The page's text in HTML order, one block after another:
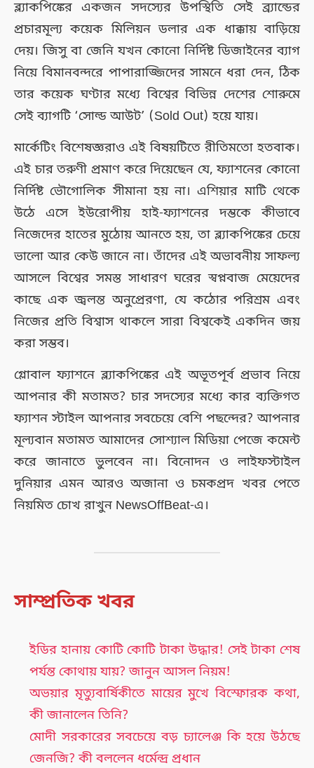
ব্ল্যাকপিঙ্কের একজন সদস্যের উপস্থিতি সেই ব্র্যান্ডের
প্রচারমূল্য কয়েক মিলিয়ন ডলার এক ধাক্কায় বাড়িয়ে
দেয়। জিসু বা জেনি যখন কোনো নির্দিষ্ট ডিজাইনের ব্যাগ
নিয়ে বিমানবন্দরে পাপারাজ্জিদের সামনে ধরা দেন, ঠিক
তার কয়েক ঘণ্টার মধ্যে বিশ্বের বিভিন্ন দেশের শোরুমে
সেই ব্যাগটি ‘সোল্ড আউট’ (Sold Out) হয়ে যায়।
মার্কেটিং বিশেষজ্ঞরাও এই বিষয়টিতে রীতিমতো হতবাক।
এই চার তরুণী প্রমাণ করে দিয়েছেন যে, ফ্যাশনের কোনো
নির্দিষ্ট ভৌগোলিক সীমানা হয় না। এশিয়ার মাটি থেকে
উঠে এসে ইউরোপীয় হাই-ফ্যাশনের দম্ভকে কীভাবে
নিজেদের হাতের মুঠোয় আনতে হয়, তা ব্ল্যাকপিঙ্কের চেয়ে
ভালো আর কেউ জানে না। তাঁদের এই অভাবনীয় সাফল্য
আসলে বিশ্বের সমস্ত সাধারণ ঘরের স্বপ্নবাজ মেয়েদের
কাছে এক জ্বলন্ত অনুপ্রেরণা, যে কঠোর পরিশ্রম এবং
নিজের প্রতি বিশ্বাস থাকলে সারা বিশ্বকেই একদিন জয়
করা সম্ভব।
গ্লোবাল ফ্যাশনে ব্ল্যাকপিঙ্কের এই অভূতপূর্ব প্রভাব নিয়ে
আপনার কী মতামত? চার সদস্যের মধ্যে কার ব্যক্তিগত
ফ্যাশন স্টাইল আপনার সবচেয়ে বেশি পছন্দের? আপনার
মূল্যবান মতামত আমাদের সোশ্যাল মিডিয়া পেজে কমেন্ট
করে জানাতে ভুলবেন না। বিনোদন ও লাইফস্টাইল
দুনিয়ার এমন আরও অজানা ও চমকপ্রদ খবর পেতে
নিয়মিত চোখ রাখুন NewsOffBeat-এ।
সাম্প্রতিক খবর
ইডির হানায় কোটি কোটি টাকা উদ্ধার! সেই টাকা শেষ
পর্যন্ত কোথায় যায়? জানুন আসল নিয়ম!
অভয়ার মৃত্যুবার্ষিকীতে মায়ের মুখে বিস্ফোরক কথা,
কী জানালেন তিনি?
মোদী সরকারের সবচেয়ে বড় চ্যালেঞ্জ কি হয়ে উঠছে
জেনজি? কী বললেন ধর্মেন্দ্র প্রধান